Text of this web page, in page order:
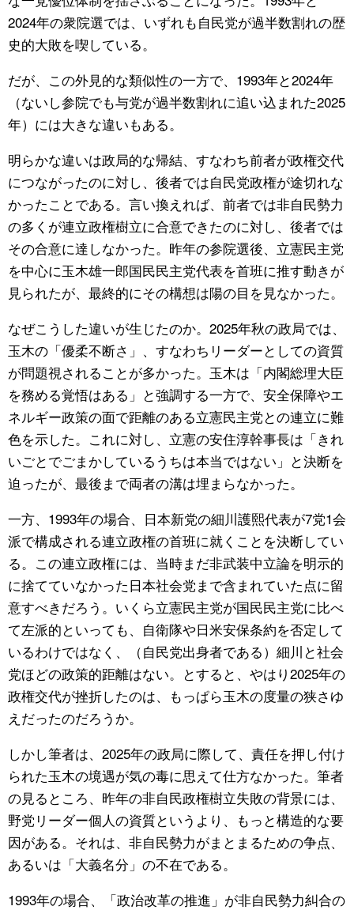
2024年の衆院選では、いずれも自民党が過半数割れの歴
史的大敗を喫している。
だが、この外見的な類似性の一方で、1993年と2024年
（ないし参院でも与党が過半数割れに追い込まれた2025
年）には大きな違いもある。
明らかな違いは政局的な帰結、すなわち前者が政権交代
につながったのに対し、後者では自民党政権が途切れな
かったことである。言い換えれば、前者では非自民勢力
の多くが連立政権樹立に合意できたのに対し、後者では
その合意に達しなかった。昨年の参院選後、立憲民主党
を中心に玉木雄一郎国民民主党代表を首班に推す動きが
見られたが、最終的にその構想は陽の目を見なかった。
なぜこうした違いが生じたのか。2025年秋の政局では、
玉木の「優柔不断さ」、すなわちリーダーとしての資質
が問題視されることが多かった。玉木は「内閣総理大臣
を務める覚悟はある」と強調する一方で、安全保障やエ
ネルギー政策の面で距離のある立憲民主党との連立に難
色を示した。これに対し、立憲の安住淳幹事長は「きれ
いごとでごまかしているうちは本当ではない」と決断を
迫ったが、最後まで両者の溝は埋まらなかった。
一方、1993年の場合、日本新党の細川護熙代表が7党1会
派で構成される連立政権の首班に就くことを決断してい
る。この連立政権には、当時まだ非武装中立論を明示的
に捨てていなかった日本社会党まで含まれていた点に留
意すべきだろう。いくら立憲民主党が国民民主党に比べ
て左派的といっても、自衛隊や日米安保条約を否定して
いるわけではなく、（自民党出身者である）細川と社会
党ほどの政策的距離はない。とすると、やはり2025年の
政権交代が挫折したのは、もっぱら玉木の度量の狭さゆ
えだったのだろうか。
しかし筆者は、2025年の政局に際して、責任を押し付け
られた玉木の境遇が気の毒に思えて仕方なかった。筆者
の見るところ、昨年の非自民政権樹立失敗の背景には、
野党リーダー個人の資質というより、もっと構造的な要
因がある。それは、非自民勢力がまとまるための争点、
あるいは「大義名分」の不在である。
1993年の場合、「政治改革の推進」が非自民勢力糾合の